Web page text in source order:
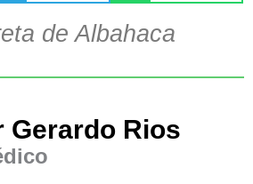
de Albahaca
Gerardo Rios